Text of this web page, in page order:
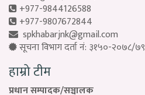
+977-9844126588
+977-9807672844
spkhabarjnk@gmail.com
सूचना विभाग दर्ता नं: ३१५०-२०७८/७९
हाम्रो टीम
प्रधान सम्पादक/सञ्चालक